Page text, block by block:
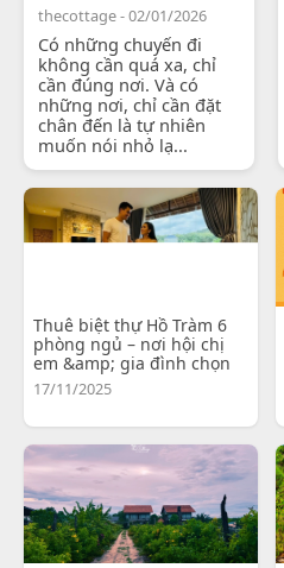
thecottage - 02/01/2026
Có những chuyến đi
không cần quá xa, chỉ
cần đúng nơi. Và có
những nơi, chỉ cần đặt
chân đến là tự nhiên
muốn nói nhỏ lạ...
Thuê biệt thự Hồ Tràm 6
phòng ngủ – nơi hội chị
em &amp; gia đình chọn
17/11/2025